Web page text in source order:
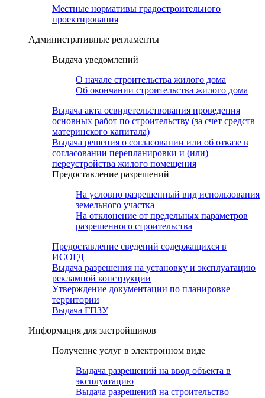
Местные нормативы градостроительного
проектирования
Административные регламенты
Выдача уведомлений
О начале строительства жилого дома
Об окончании строительства жилого дома
Выдача акта освидетельствования проведения
основных работ по строительству (за счет средств
материнского капитала)
Выдача решения о согласовании или об отказе в
согласовании перепланировки и (или)
переустройства жилого помещения
Предоставление разрешений
На условно разрешенный вид использования
земельного участка
На отклонение от предельных параметров
разрешенного строительства
Предоставление сведений содержащихся в
ИСОГД
Выдача разрешения на установку и эксплуатацию
рекламной конструкции
Утверждение документации по планировке
территории
Выдача ГПЗУ
Информация для застройщиков
Получение услуг в электронном виде
Выдача разрешений на ввод объекта в
эксплуатацию
Выдача разрешений на строительство